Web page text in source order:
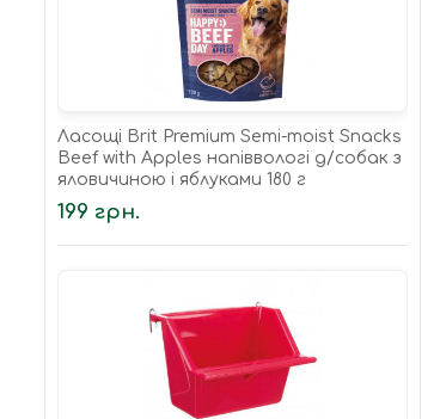
Ласощі Brit Premium Semi-moist Snacks
Beef with Apples напіввологі д/cобак з
яловичиною і яблуками 180 г
199 грн.